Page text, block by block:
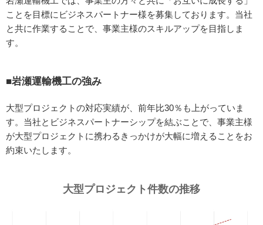
ことを目標にビジネスパートナー様を募集しております。当社
と共に作業することで、事業主様のスキルアップを目指しま
す。
■岩瀬運輸機工の強み
大型プロジェクトの対応実績が、前年比30％も上がっていま
す。当社とビジネスパートナーシップを結ぶことで、事業主様
が大型プロジェクトに携わるきっかけが大幅に増えることをお
約束いたします。
大型プロジェクト件数の推移